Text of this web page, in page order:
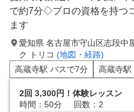
で約7分◇プロの資格を持つ
ます
愛知県 名古屋市守山区志段
ク トリコ (地図・経路)
高蔵寺駅 バスで7分
高蔵寺駅
2回 3,300円！体験レッスン
時間：50分
回数：2